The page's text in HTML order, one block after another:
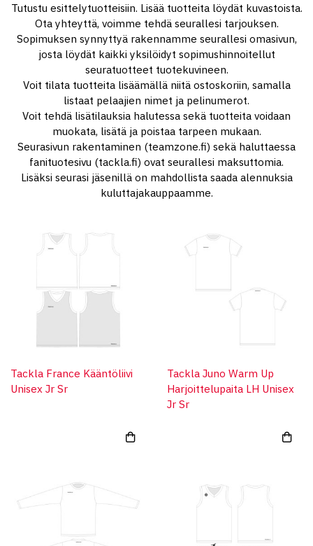
Tutustu esittelytuotteisiin. Lisää tuotteita löydät kuvastoista.
Ota yhteyttä, voimme tehdä seurallesi tarjouksen.
Sopimuksen synnyttyä rakennamme seurallesi omasivun,
josta löydät kaikki yksilöidyt sopimushinnoitellut
seuratuotteet tuotekuvineen.
Voit tilata tuotteita lisäämällä niitä ostoskoriin, samalla
listaat pelaajien nimet ja pelinumerot.
Voit tehdä lisätilauksia halutessa sekä tuotteita voidaan
muokata, lisätä ja poistaa tarpeen mukaan.
Seurasivun rakentaminen (teamzone.fi) sekä haluttaessa
fanituotesivu (tackla.fi) ovat seurallesi maksuttomia.
Lisäksi seurasi jäsenillä on mahdollista saada alennuksia
kuluttajakauppaamme.
Tackla France Kääntöliivi
Unisex Jr Sr
Tackla Juno Warm Up
Harjoittelupaita LH Unisex
Jr Sr